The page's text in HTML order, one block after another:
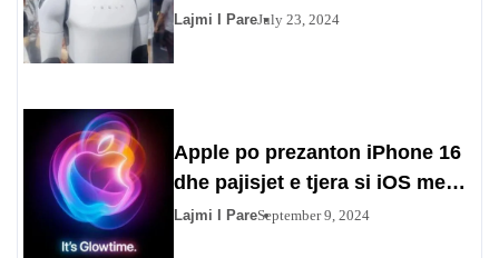
të ardhshëm
Lajmi I PareJuly 23, 2024
Apple po prezanton iPhone 16
dhe pajisjet e tjera si iOS me
inteligjencë artificiale
Lajmi I PareSeptember 9, 2024